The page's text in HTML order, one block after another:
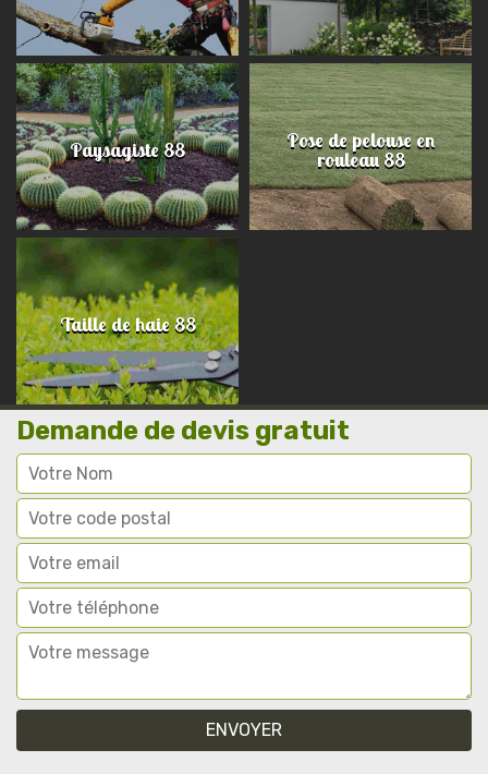
Paysagiste 88 Pose de pelouse en
rouleau 88
Taille de haie 88
Demande de devis gratuit